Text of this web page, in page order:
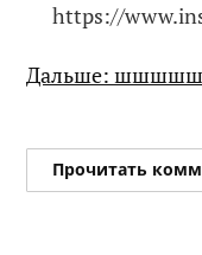
https://
Дальше:
Прочитать